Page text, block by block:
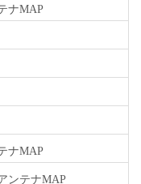
ナMAP
ナMAP
ンテナMAP